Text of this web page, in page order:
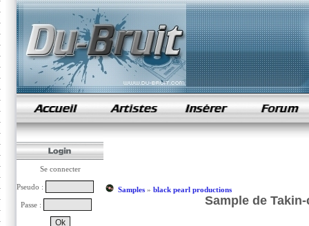
samples de rap
Se connecter
Pseudo :
Passe :
Samples» black pearl productions
Sample de